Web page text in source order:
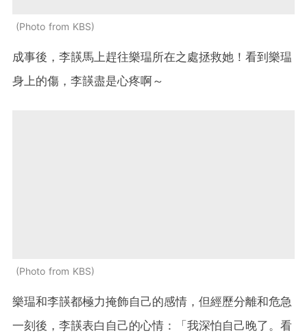
Photo from KBS
成事後，李韺馬上趕往樂瑥所在之處拯救她！看到樂瑥
身上的傷，李韺盡是心疼啊～
Photo from KBS
樂瑥和李韺都極力掩飾自己的感情，但經歷分離和危急
一刻後，李韺表白自己的心情：「我深怕自己晚了。看